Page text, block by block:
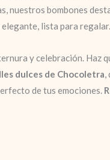
nuestros bombones
lista para regalar.
y celebración. Haz
dulces de Chocoletra,
de tus emociones.